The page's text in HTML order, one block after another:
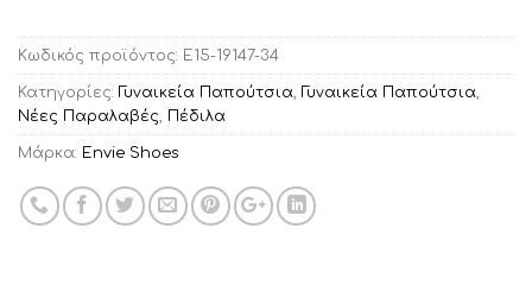
Κωδικός προϊόντος: E15-19147-34
Κατηγορίες: Γυναικεία Παπούτσια, Γυναικεία Παπούτσια,
Νέες Παραλαβές, Πέδιλα
Μάρκα: Envie Shoes